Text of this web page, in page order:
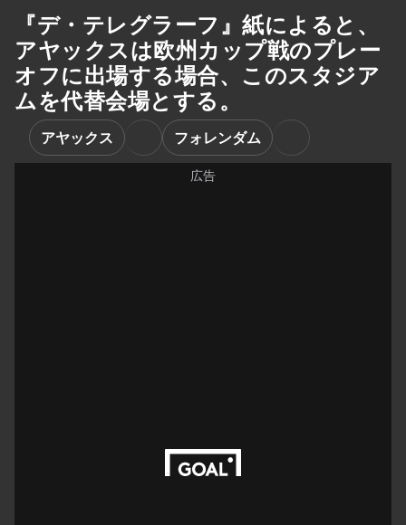
『デ・テレグラーフ』紙によると、
アヤックスは欧州カップ戦のプレー
オフに出場する場合、このスタジア
ムを代替会場とする。
アヤックス フォレンダム